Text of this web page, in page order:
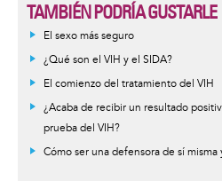
TAMBIÉN PODRÍA GUSTARLE
Informative
message
El sexo más seguro
¿Qué son el VIH y el SIDA?
El comienzo del tratamiento del VIH
¿Acaba de recibir un resultado
prueba del VIH?
Cómo ser una defensora de sí misma